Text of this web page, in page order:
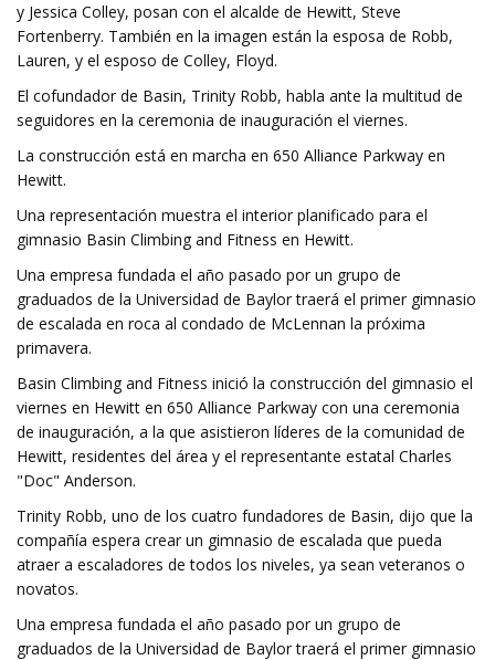
y Jessica Colley, posan con el alcalde de Hewitt, Steve
Fortenberry. También en la imagen están la esposa de Robb,
Lauren, y el esposo de Colley, Floyd.
El cofundador de Basin, Trinity Robb, habla ante la multitud de
seguidores en la ceremonia de inauguración el viernes.
La construcción está en marcha en 650 Alliance Parkway en
Hewitt.
Una representación muestra el interior planificado para el
gimnasio Basin Climbing and Fitness en Hewitt.
Una empresa fundada el año pasado por un grupo de
graduados de la Universidad de Baylor traerá el primer gimnasio
de escalada en roca al condado de McLennan la próxima
primavera.
Basin Climbing and Fitness inició la construcción del gimnasio el
viernes en Hewitt en 650 Alliance Parkway con una ceremonia
de inauguración, a la que asistieron líderes de la comunidad de
Hewitt, residentes del área y el representante estatal Charles
"Doc" Anderson.
Trinity Robb, uno de los cuatro fundadores de Basin, dijo que la
compañía espera crear un gimnasio de escalada que pueda
atraer a escaladores de todos los niveles, ya sean veteranos o
novatos.
Una empresa fundada el año pasado por un grupo de
graduados de la Universidad de Baylor traerá el primer gimnasio